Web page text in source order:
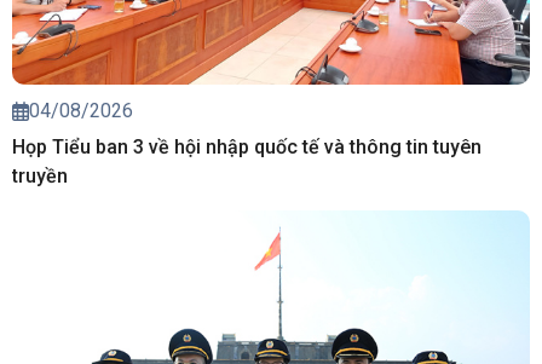
04/08/2026
Họp Tiểu ban 3 về hội nhập quốc tế và thông tin tuyên
truyền